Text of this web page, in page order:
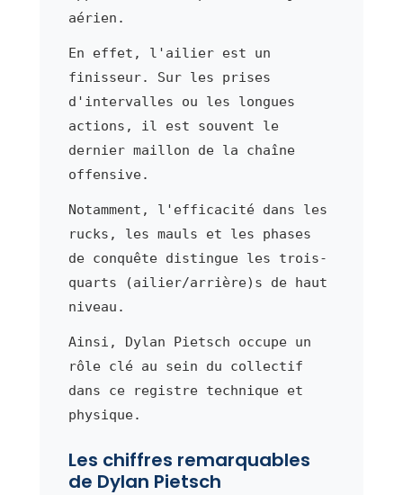
aérien.
En effet, l'ailier est un
finisseur. Sur les prises
d'intervalles ou les longues
actions, il est souvent le
dernier maillon de la chaîne
offensive.
Notamment, l'efficacité dans les
rucks, les mauls et les phases
de conquête distingue les trois-
quarts (ailier/arrière)s de haut
niveau.
Ainsi, Dylan Pietsch occupe un
rôle clé au sein du collectif
dans ce registre technique et
physique.
Les chiffres remarquables
de Dylan Pietsch